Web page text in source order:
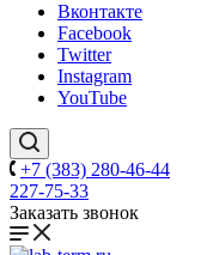
Вконтакте
Facebook
Twitter
Instagram
YouTube
+7 (383) 280-46-44
227-75-33
Заказать звонок